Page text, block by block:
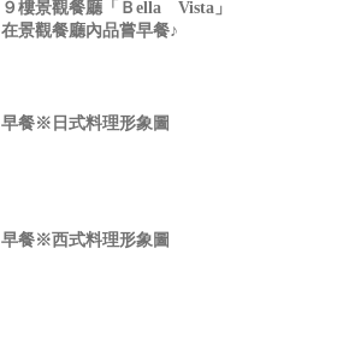
９樓景觀餐廳「Ｂella Vista」
在景觀餐廳內品嘗早餐♪
早餐※日式料理形象圖
早餐※西式料理形象圖